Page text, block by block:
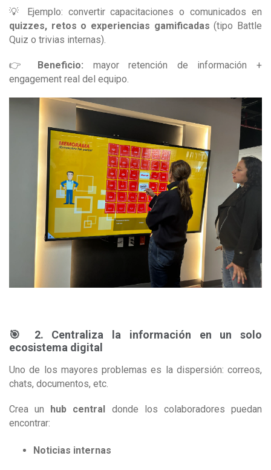
💡 Ejemplo: convertir capacitaciones o comunicados en
quizzes, retos o experiencias gamificadas (tipo Battle
Quiz o trivias internas).
👉 Beneficio: mayor retención de información +
engagement real del equipo.
🎯 2. Centraliza la información en un solo
ecosistema digital
Uno de los mayores problemas es la dispersión: correos,
chats, documentos, etc.
Crea un hub central
donde los colaboradores puedan
encontrar:
Noticias internas